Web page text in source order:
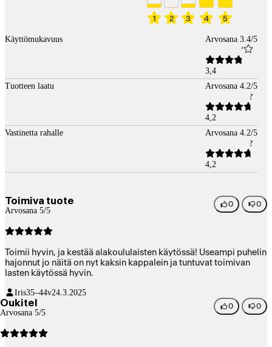
1 2 3 4 5
Käyttömukavuus Arvosana 3.4/5
3,4
Tuotteen laatu
Arvosana 4.2/5
4,2
Vastinetta rahalle
Arvosana 4.2/5
4,2
Toimiva tuote
Arvosana 5/5
0 0
Toimii hyvin, ja kestää alakoululaisten käytössä! Useampi puhelin
hajonnut jo näitä on nyt kaksin kappalein ja tuntuvat toimivan
lasten käytössä hyvin.
Iris35–44v24.3.2025
Oukitel
Arvosana 5/5
0 0